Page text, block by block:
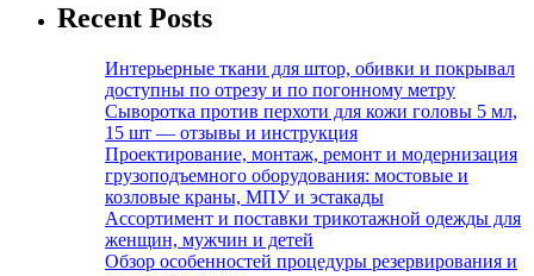
Recent Posts
Интерьерные ткани для штор, обивки и покрывал
доступны по отрезу и по погонному метру
Сыворотка против перхоти для кожи головы 5 мл,
15 шт — отзывы и инструкция
Проектирование, монтаж, ремонт и модернизация
грузоподъемного оборудования: мостовые и
козловые краны, МПУ и эстакады
Ассортимент и поставки трикотажной одежды для
женщин, мужчин и детей
Обзор особенностей процедуры резервирования и